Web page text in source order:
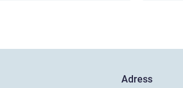
Adress